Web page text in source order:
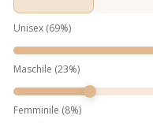
Unisex (69%)
Maschile (23%)
Femminile (8%)